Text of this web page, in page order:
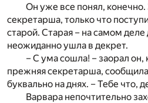
Он уже все понял, конечно.
секретарша, только что
старой. Старая – на самом
неожиданно ушла в декрет.
– С ума сошла! – заорал он,
прежняя секретарша,
буквально на днях. – Тебе что,
Варвара непочтительно